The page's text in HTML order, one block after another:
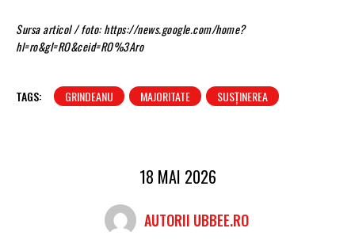
Sursa articol / foto: https://news.google.com/home?
hl=ro&gl=RO&ceid=RO%3Aro
TAGS: GRINDEANU MAJORITATE SUSȚINEREA
18 MAI 2026
AUTORII UBBEE.RO